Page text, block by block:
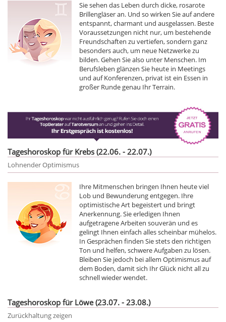
Sie sehen das Leben durch dicke, rosarote
Brillengläser an. Und so wirken Sie auf andere
entspannt, charmant und ausgelassen. Beste
Voraussetzungen nicht nur, um bestehende
Freundschaften zu vertiefen, sondern ganz
besonders auch, um neue Netzwerke zu
bilden. Gehen Sie also unter Menschen. Im
Berufsleben glänzen Sie heute in Meetings
und auf Konferenzen, privat ist ein Essen in
großer Runde genau Ihr Terrain.
Tageshoroskop für Krebs (22.06. - 22.07.)
Lohnender Optimismus
Ihre Mitmenschen bringen Ihnen heute viel
Lob und Bewunderung entgegen. Ihre
optimistische Art begeistert und bringt
Anerkennung. Sie erledigen Ihnen
aufgetragene Arbeiten souverän und es
gelingt Ihnen einfach alles scheinbar mühelos.
In Gesprächen finden Sie stets den richtigen
Ton und helfen, schwere Aufgaben zu lösen.
Bleiben Sie jedoch bei allem Optimismus auf
dem Boden, damit sich Ihr Glück nicht all zu
schnell wieder wendet.
Tageshoroskop für Löwe (23.07. - 23.08.)
Zurückhaltung zeigen